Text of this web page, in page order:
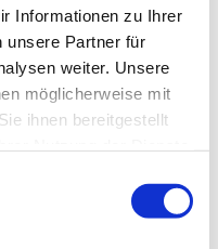
Informationen zu Ihrer
unsere Partner für
weiter. Unsere
möglicherweise mit
ihnen bereitgestellt